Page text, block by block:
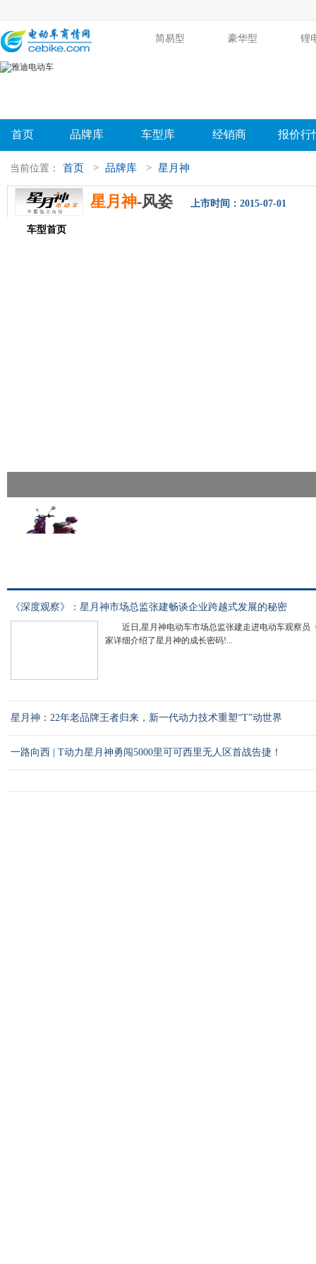
简易型 豪华型 锂
首页 品牌库 车型库 经销商 报价行
当前位置： 首页 > 品牌库 > 星月神
星月神-风姿 上市时间：2015-07-01
车型首页
《深度观察》：星月神市场总监张建畅谈企业跨越式发展的秘密
近日,星月神电动车市场总监张建走进电动车观察员
家详细介绍了星月神的成长密码!...
星月神：22年老品牌王者归来，新一代动力技术重塑“T”动世界
一路向西 | T动力星月神勇闯5000里可可西里无人区首战告捷！